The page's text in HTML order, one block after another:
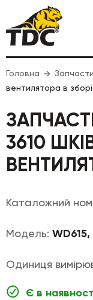
Головна
вентилятора в зборі
3610
Каталожний
Модель: WD615,
Одиниця
Є в